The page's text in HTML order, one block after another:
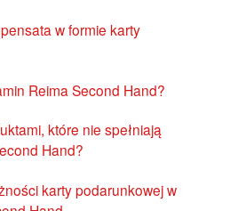
w formie karty
Reima Second Hand?
które nie spełniają
Hand?
karty podarunkowej w